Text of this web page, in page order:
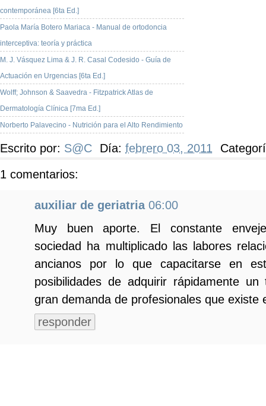
contemporánea [6ta Ed.]
Paola María Botero Mariaca - Manual de ortodoncia
interceptiva: teoría y práctica
M. J. Vásquez Lima & J. R. Casal Codesido - Guía de
Actuación en Urgencias [6ta Ed.]
Wolff; Johnson & Saavedra - Fitzpatrick Atlas de
Dermatología Clínica [7ma Ed.]
Norberto Palavecino - Nutrición para el Alto Rendimiento
Escrito por: S@C Día: febrero 03, 2011
1 comentarios:
auxiliar de geriatria 06:00
Muy buen aporte. El constante
sociedad ha multiplicado las labores
ancianos por lo que capacitarse en
posibilidades de adquirir rápidamente
gran demanda de profesionales que existe
responder